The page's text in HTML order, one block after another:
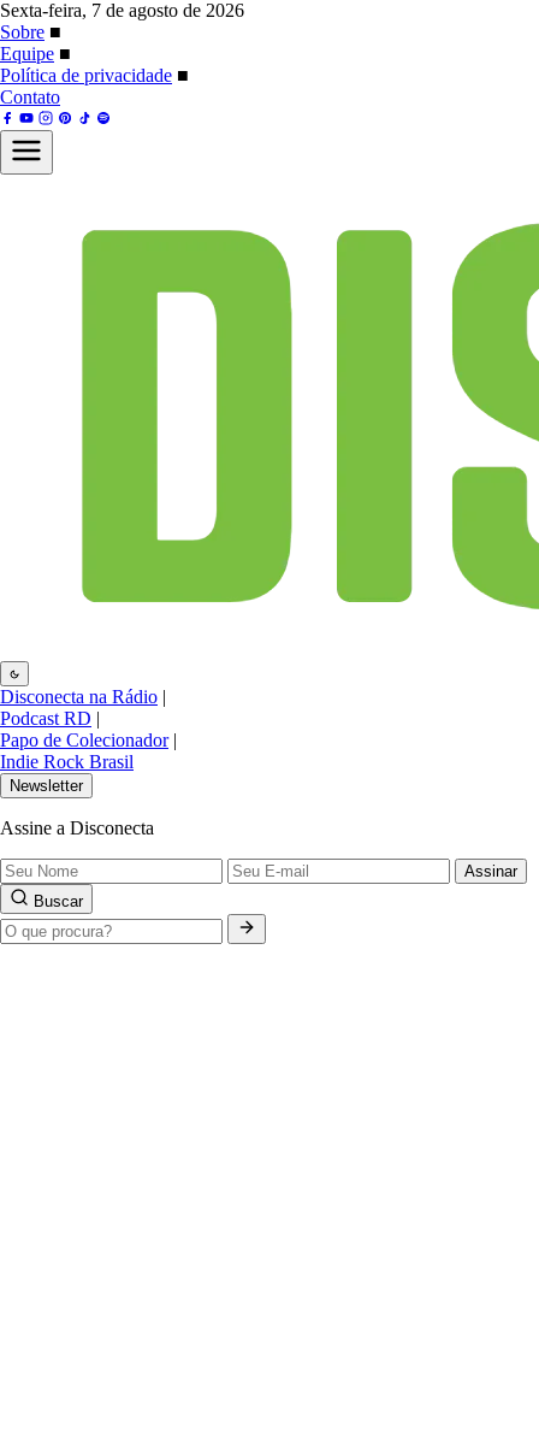
Sexta-feira, 7 de agosto de 2026
Sobre ■
Equipe ■
Política de privacidade ■
Contato
Disconecta na Rádio |
Podcast RD |
Papo de Colecionador |
Indie Rock Brasil
Newsletter
Assine a Disconecta
Assinar
Buscar